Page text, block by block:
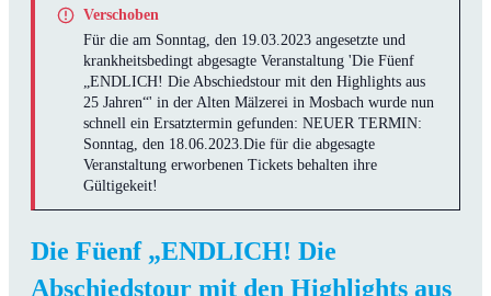
Verschoben
Für die am Sonntag, den 19.03.2023 angesetzte und
krankheitsbedingt abgesagte Veranstaltung 'Die Füenf
„ENDLICH! Die Abschiedstour mit den Highlights aus
25 Jahren“' in der Alten Mälzerei in Mosbach wurde nun
schnell ein Ersatztermin gefunden: NEUER TERMIN:
Sonntag, den 18.06.2023.Die für die abgesagte
Veranstaltung erworbenen Tickets behalten ihre
Gültigekeit!
Die Füenf „ENDLICH! Die
Abschiedstour mit den Highlights aus